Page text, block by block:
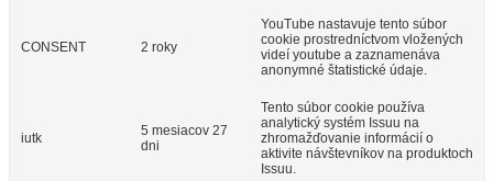
CONSENT 2 roky
YouTube nastavuje tento súbor
cookie prostredníctvom vložených
videí youtube a zaznamenáva
anonymné štatistické údaje.
iutk
5 mesiacov 27
dni
Tento súbor cookie používa
analytický systém Issuu na
zhromažďovanie informácií o
aktivite návštevníkov na produktoch
Issuu.